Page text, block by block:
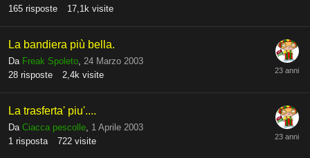
165 risposte 17,1k visite
La bandiera più bella.
Da Freak Spoleto 24 Marzo 2003
28 risposte 2,4k visite
La trasferta' piu'....
Da Ciacca pescolle 1 Aprile 2003
1 risposta 722 visite